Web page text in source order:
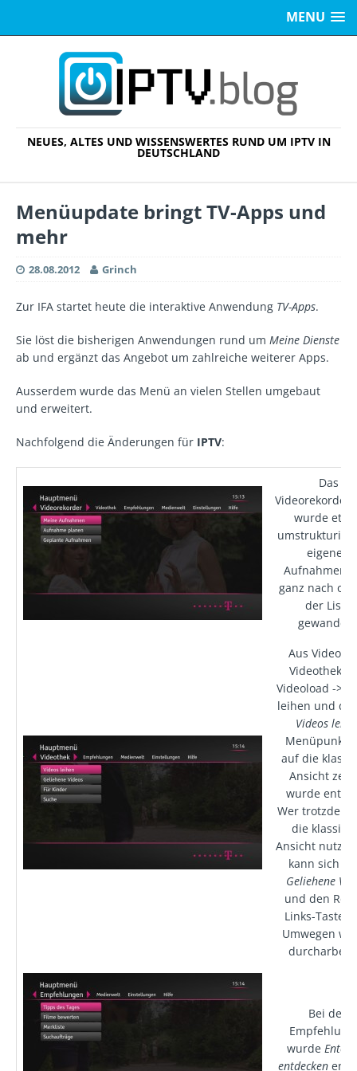
MENU
NEUES, ALTES UND WISSENSWERTES RUND UM IPTV IN
DEUTSCHLAND
Menüupdate bringt TV-Apps und
mehr
28.08.2012 Grinch
Zur IFA startet heute die interaktive Anwendung TV-Apps.
Sie löst die bisherigen Anwendungen rund um Meine Dienste
ab und ergänzt das Angebot um zahlreiche weiterer Apps.
Ausserdem wurde das Menü an vielen Stellen umgebaut
und erweitert.
Nachfolgend die Änderungen für IPTV:
Das
wurde
eigenen
Aufnahmen
ganz nach
der Liste
Aus Video
Videothek,
Videoload ->
leihen und
Videos
Menüpunkt,
auf die
Ansicht
wurde
Wer trotzdem
die
Ansicht
kann sich
Geliehene
und den
Links-Tasten
Umwegen
Bei den
wurde
entdecken